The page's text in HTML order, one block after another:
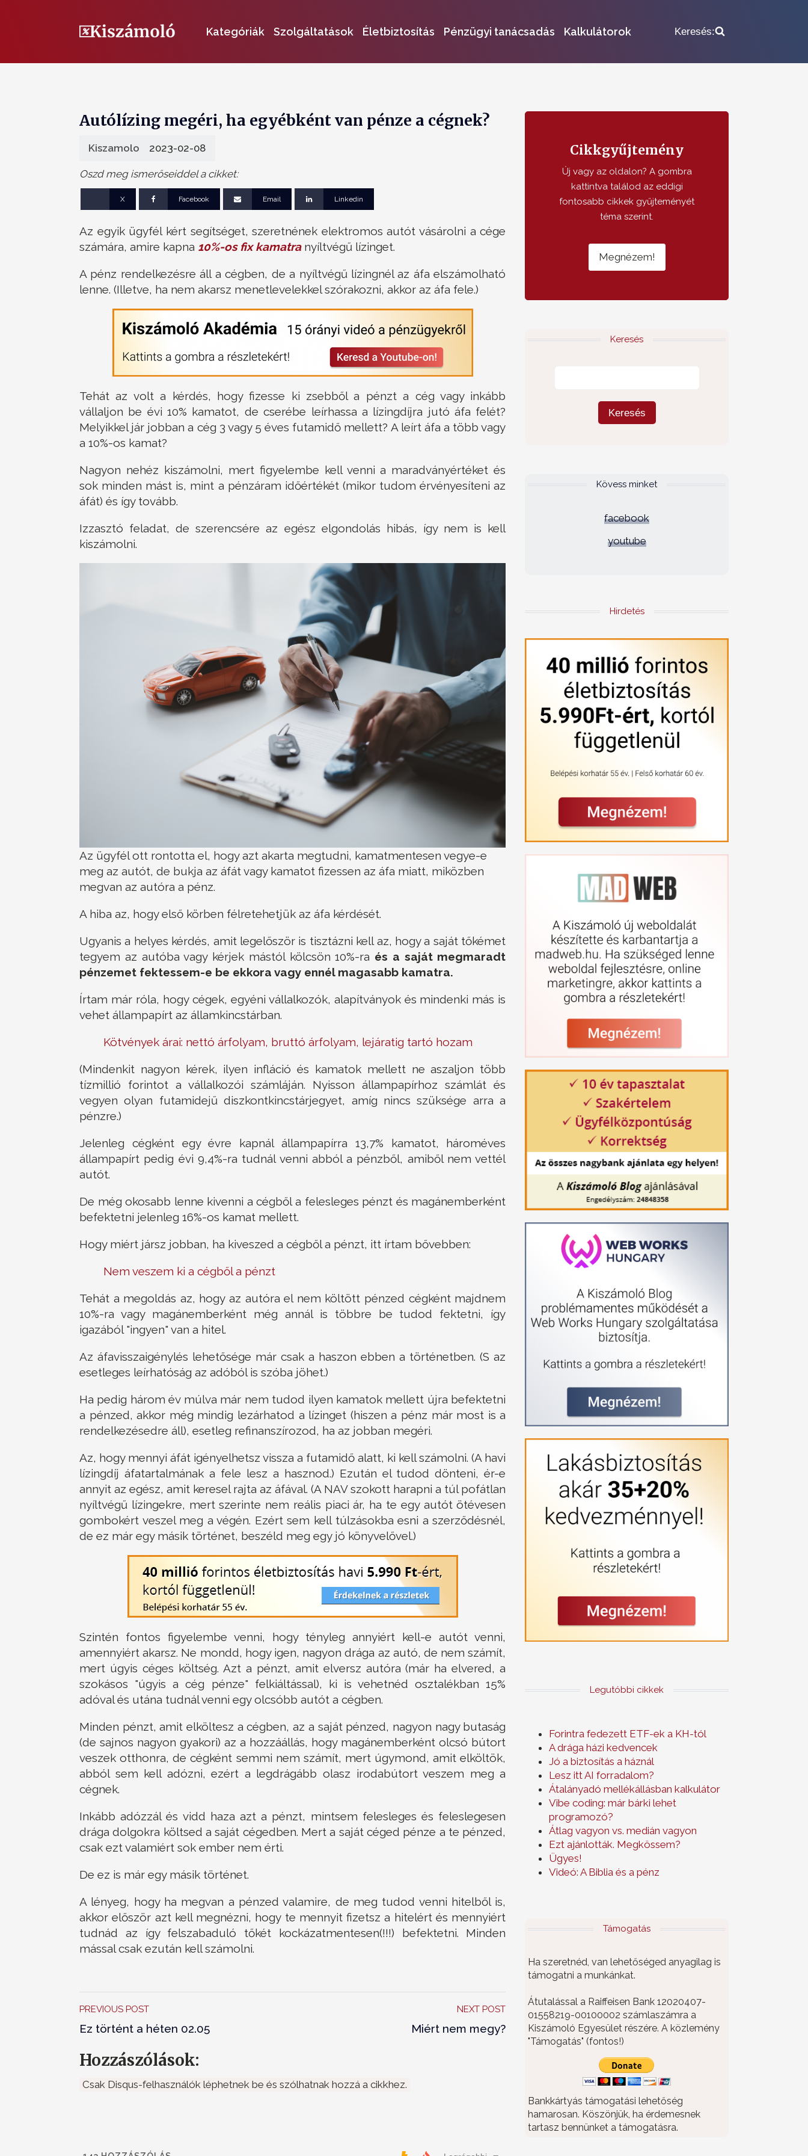
Kategóriák Szolgáltatások Életbiztosítás Pénzügyi tanácsadás Kalkulátorok Keresés:
Autólízing megéri, ha egyébként van pénze a cégnek?
Kiszamolo 2023-02-08
Oszd meg ismerőseiddel a cikket:
X Facebook Email Linkedin
Az egyik ügyfél kért segítséget, szeretnének elektromos autót vásárolni a cége
számára, amire kapna 10%-os fix kamatranyíltvégű lízinget.
A pénz rendelkezésre áll a cégben, de a nyíltvégű lízingnél az áfa elszámolható
lenne. (Illetve, ha nem akarsz menetlevelekkel szórakozni, akkor az áfa fele.)
Tehát az volt a kérdés, hogy fizesse ki zsebből a pénzt a cég vagy inkább
vállaljon be évi 10% kamatot, de cserébe leírhassa a lízingdíjra jutó áfa felét?
Melyikkel jár jobban a cég 3 vagy 5 éves futamidő mellett? A leírt áfa a több vagy
a 10%-os kamat?
Nagyon nehéz kiszámolni, mert figyelembe kell venni a maradványértéket és
sok minden mást is, mint a pénzáram időértékét (mikor tudom érvényesíteni az
áfát) és így tovább.
Izzasztó feladat, de szerencsére az egész elgondolás hibás, így nem is kell
kiszámolni.
Az ügyfél ott rontotta el, hogy azt akarta megtudni, kamatmentesen vegye-e
meg az autót, de bukja az áfát vagy kamatot fizessen az áfa miatt, miközben
megvan az autóra a pénz.
A hiba az, hogy első körben félretehetjük az áfa kérdését.
Ugyanis a helyes kérdés, amit legelőször is tisztázni kell az, hogy a saját tőkémet
tegyem az autóba vagy kérjek mástól kölcsön 10%-ra és a saját megmaradt
pénzemet fektessem-e be ekkora vagy ennél magasabb kamatra.
Írtam már róla, hogy cégek, egyéni vállalkozók, alapítványok és mindenki más is
vehet állampapírt az államkincstárban.
Kötvények árai: nettó árfolyam, bruttó árfolyam, lejáratig tartó hozam
(Mindenkit nagyon kérek, ilyen infláció és kamatok mellett ne aszaljon több
tízmillió forintot a vállalkozói számláján. Nyisson állampapírhoz számlát és
vegyen olyan futamidejű diszkontkincstárjegyet, amíg nincs szüksége arra a
pénzre.)
Jelenleg cégként egy évre kapnál állampapírra 13,7% kamatot, hároméves
állampapírt pedig évi 9,4%-ra tudnál venni abból a pénzből, amiből nem vettél
autót.
De még okosabb lenne kivenni a cégből a felesleges pénzt és magánemberként
befektetni jelenleg 16%-os kamat mellett.
Hogy miért jársz jobban, ha kiveszed a cégből a pénzt, itt írtam bővebben:
Nem veszem ki a cégből a pénzt
Tehát a megoldás az, hogy az autóra el nem költött pénzed cégként majdnem
10%-ra vagy magánemberként még annál is többre be tudod fektetni, így
igazából "ingyen" van a hitel.
Az áfavisszaigénylés lehetősége már csak a haszon ebben a történetben. (S az
esetleges leírhatóság az adóból is szóba jöhet.)
Ha pedig három év múlva már nem tudod ilyen kamatok mellett újra befektetni
a pénzed, akkor még mindig lezárhatod a lízinget (hiszen a pénz már most is a
rendelkezésedre áll), esetleg refinanszírozod, ha az jobban megéri.
Az, hogy mennyi áfát igényelhetsz vissza a futamidő alatt, ki kell számolni. (A havi
lízingdíj áfatartalmának a fele lesz a hasznod.) Ezután el tudod dönteni, ér-e
annyit az egész, amit keresel rajta az áfával. (A NAV szokott harapni a túl pofátlan
nyíltvégű lízingekre, mert szerinte nem reális piaci ár, ha te egy autót ötévesen
gombokért veszel meg a végén. Ezért sem kell túlzásokba esni a szerződésnél,
de ez már egy másik történet, beszéld meg egy jó könyvelővel.)
Szintén fontos figyelembe venni, hogy tényleg annyiért kell-e autót venni,
amennyiért akarsz. Ne mondd, hogy igen, nagyon drága az autó, de nem számít,
mert úgyis céges költség. Azt a pénzt, amit elversz autóra (már ha elvered, a
szokásos "úgyis a cég pénze" felkiáltással), ki is vehetnéd osztalékban 15%
adóval és utána tudnál venni egy olcsóbb autót a cégben.
Minden pénzt, amit elköltesz a cégben, az a saját pénzed, nagyon nagy butaság
(de sajnos nagyon gyakori) az a hozzáállás, hogy magánemberként olcsó bútort
veszek otthonra, de cégként semmi nem számít, mert úgymond, amit elköltök,
abból sem kell adózni, ezért a legdrágább olasz irodabútort veszem meg a
cégnek.
Inkább adózzál és vidd haza azt a pénzt, mintsem felesleges és feleslegesen
drága dolgokra költsed a saját cégedben. Mert a saját céged pénze a te pénzed,
csak ezt valamiért sok ember nem érti.
De ez is már egy másik történet.
A lényeg, hogy ha megvan a pénzed valamire, de meg tudod venni hitelből is,
akkor először azt kell megnézni, hogy te mennyit fizetsz a hitelért és mennyiért
tudnád az így felszabaduló tőkét kockázatmentesen(!!!) befektetni. Minden
mással csak ezután kell számolni.
PREVIOUS POST
Ez történt a héten 02.05
NEXT POST
Miért nem megy?
Hozzászólások:
Csak Disqus-felhasználók léphetnek be és szólhatnak hozzá a cikkhez.
Cikkgyűjtemény
Új vagy az oldalon? A gombra
kattintva találod az eddigi
fontosabb cikkek gyűjteményét
téma szerint.
Megnézem!
Keresés
Kövess minket
facebook
youtube
Hirdetés
Legutóbbi cikkek
Forintra fedezett ETF-ek a KH-tól
A drága házi kedvencek
Jó a biztosítás a háznál
Lesz itt AI forradalom?
Átalányadó mellékállásban kalkulátor
Vibe coding: már bárki lehet
programozó?
Átlag vagyon vs. medián vagyon
Ezt ajánlották. Megkössem?
Ügyes!
Videó: A Biblia és a pénz
Támogatás
Ha szeretnéd, van lehetőséged anyagilag is
támogatni a munkánkat.
Átutalással a Raiffeisen Bank 12020407-
01558219-00100002 számlaszámra a
Kiszámoló Egyesület részére. A közlemény
"Támogatás" (fontos!)
Bankkártyás támogatási lehetőség
hamarosan. Köszönjük, ha érdemesnek
tartasz bennünket a támogatásra.